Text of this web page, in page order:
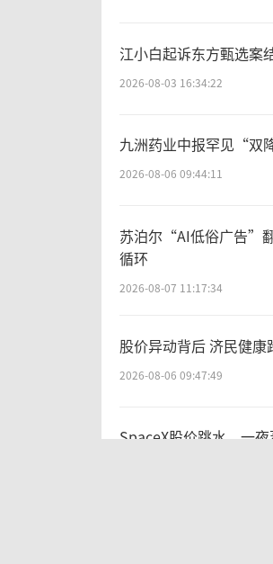
济的爆
费者的需
流量红
销售作为
三只松鼠
资源互融
对于
在业绩
有品牌生
江小白起诉东方甄选案
2026-08-03 16:34:22
九洲药业中报罕见“
2026-08-06 09:44:11
苏泊尔“AI低俗广告”
循环
2026-08-07 11:17:34
股价异动背后 济民健康
2026-08-06 09:47:49
SpaceX股价跳水，一